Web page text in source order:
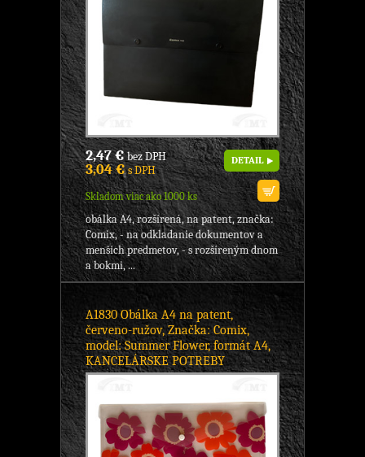
2,47 €bez DPH
3,04 €s DPH
Skladom viac ako 1000 ks
DETAIL
obálka A4, rozšírená, na patent, značka:
Comix, - na odkladanie dokumentov a
menších predmetov, - s rozšíreným dnom
a bokmi, ...
A1830 Obálka A4 na patent,
červeno-ružov, Značka: Comix,
model: Summer Flower, formát A4,
KANCELÁRSKE POTREBY